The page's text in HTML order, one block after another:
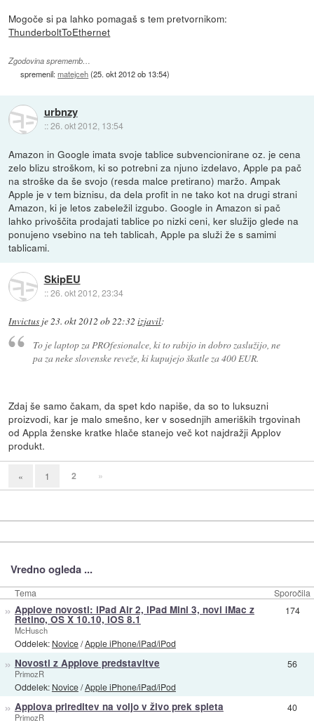
Mogoče si pa lahko pomagaš s tem pretvornikom:
ThunderboltToEthernet
Zgodovina sprememb…
spremenil:matejceh(25. okt 2012 ob 13:54)
urbnzy
::26. okt 2012, 13:54
Amazon in Google imata svoje tablice subvencionirane oz. je cena
zelo blizu stroškom, ki so potrebni za njuno izdelavo, Apple pa pač
na stroške da še svojo (resda malce pretirano) maržo. Ampak
Apple je v tem biznisu, da dela profit in ne tako kot na drugi strani
Amazon, ki je letos zabeležil izgubo. Google in Amazon si pač
lahko privoščita prodajati tablice po nizki ceni, ker služijo glede na
ponujeno vsebino na teh tablicah, Apple pa služi že s samimi
tablicami.
SkipEU
::26. okt 2012, 23:34
Invictus je23. okt 2012 ob 22:32 izjavil:
To je laptop za PROfesionalce, ki to rabijo in dobro zaslužijo, ne
pa za neke slovenske reveže, ki kupujejo škatle za 400 EUR.
Zdaj še samo čakam, da spet kdo napiše, da so to luksuzni
proizvodi, kar je malo smešno, ker v sosednjih ameriških trgovinah
od Appla ženske kratke hlače stanejo več kot najdražji Applov
produkt.
« 1 2 »
Vredno ogleda ...
Tema Sporočila
» Applove novosti: iPad Air 2, iPad Mini 3, novi iMac z
Retino, OS X 10.10, iOS 8.1
McHusch
Oddelek: Novice/Apple iPhone/iPad/iPod
174
» Novosti z Applove predstavitve
PrimozR
Oddelek: Novice/Apple iPhone/iPad/iPod
56
» Applova prireditev na voljo v živo prek spleta
PrimozR
40